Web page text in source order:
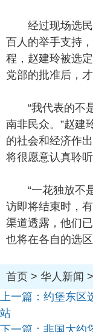
经过现场选
百人的举手支持
程，赵建玲被选
党部的批准后，
“我代表的不
南非民众。”赵建
的社会和经济作
将很愿意认真聆
“一花独放不
访即将结束时，
渠道透露，他们
也将在各自的选
首页 > 华人新闻 >
上一篇： 约堡东区
站
下一篇： 非国大约